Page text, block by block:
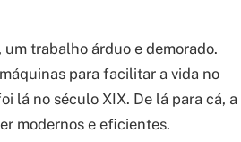
trabalho árduo e demorado.
para facilitar a vida no
lá no século XIX. De lá para cá, a
modernos e eficientes.